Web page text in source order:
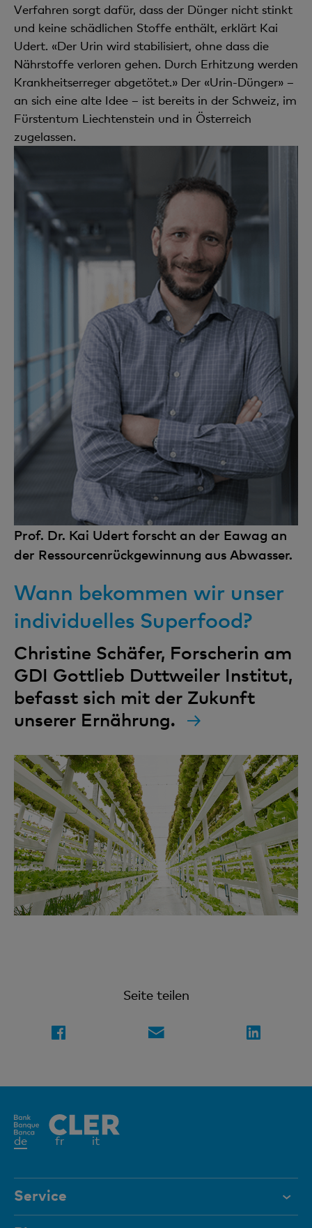
Verfahren sorgt dafür, dass der Dünger nicht stinkt
und keine schädlichen Stoffe enthält, erklärt Kai
Udert. «Der Urin wird stabilisiert, ohne dass die
Nährstoffe verloren gehen. Durch Erhitzung werden
Krankheitserreger abgetötet.» Der «Urin-Dünger» –
an sich eine alte Idee – ist bereits in der Schweiz, im
Fürstentum Liechtenstein und in Österreich
zugelassen.
Prof. Dr. Kai Udert forscht an der Eawag an
der Ressourcenrückgewinnung aus Abwasser.
Wann bekommen wir unser
individuelles Superfood?
Christine Schäfer, Forscherin am
GDI Gottlieb Duttweiler Institut,
befasst sich mit der Zukunft
unserer Ernährung.
Seite teilen
deAktives
fr it
Service
Hilfe & Kontakt